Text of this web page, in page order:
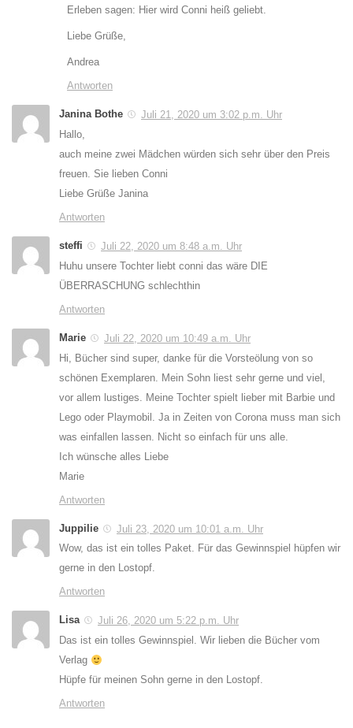
Erleben sagen: Hier wird Conni heiß geliebt.
Liebe Grüße,
Andrea
Antworten
Janina Bothe
Juli 21, 2020 um 3:02 p.m. Uhr
Hallo,
auch meine zwei Mädchen würden sich sehr über den Preis
freuen. Sie lieben Conni
Liebe Grüße Janina
Antworten
steffi
Juli 22, 2020 um 8:48 a.m. Uhr
Huhu unsere Tochter liebt conni das wäre DIE
ÜBERRASCHUNG schlechthin
Antworten
Marie
Juli 22, 2020 um 10:49 a.m. Uhr
Hi, Bücher sind super, danke für die Vorsteölung von so
schönen Exemplaren. Mein Sohn liest sehr gerne und viel,
vor allem lustiges. Meine Tochter spielt lieber mit Barbie und
Lego oder Playmobil. Ja in Zeiten von Corona muss man sich
was einfallen lassen. Nicht so einfach für uns alle.
Ich wünsche alles Liebe
Marie
Antworten
Juppilie
Juli 23, 2020 um 10:01 a.m. Uhr
Wow, das ist ein tolles Paket. Für das Gewinnspiel hüpfen wir
gerne in den Lostopf.
Antworten
Lisa
Juli 26, 2020 um 5:22 p.m. Uhr
Das ist ein tolles Gewinnspiel. Wir lieben die Bücher vom
Verlag
Hüpfe für meinen Sohn gerne in den Lostopf.
Antworten